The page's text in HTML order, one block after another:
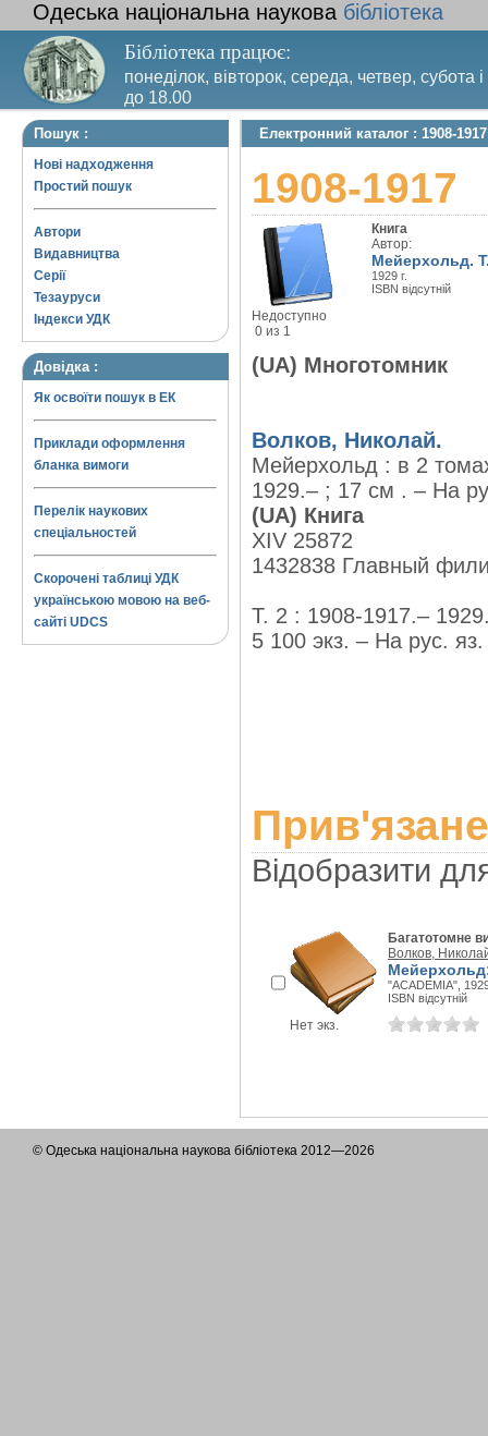
Одеська національна наукова бібліотека
Бібліотека працює:
понеділок, вівторок, середа, четвер, субота
до 18.00
Вихідний день – п’ятниця. Останній четвер
Пошук :
Нові надходження
Простий пошук
Автори
Видавництва
Серії
Тезауруси
Індекси УДК
Довідка :
Як освоїти пошук в ЕК
Приклади оформлення
бланка вимоги
Перелік наукових
спеціальностей
Скорочені таблиці УДК
українською мовою на веб-
сайті UDCS
Електронний каталог : 1908-1917
1908-1917
Недоступно
0 из 1
Книга
Автор:
Мейерхольд.
1929 г.
ISBN відсутній
(UA) Многотомник
Волков, Николай.
Мейерхольд : в 2
1929.– ; 17 см . – На
(UA) Книга
XIV 25872
1432838 Главный
Т. 2 : 1908-1917.–
5 100 экз. – На рус. яз.
Відобразити
Нет экз.
Багатотомне
Волков,
"ACADEMIA",
ISBN відсутній
© Одеська національна наукова бібліотека 2012—2026